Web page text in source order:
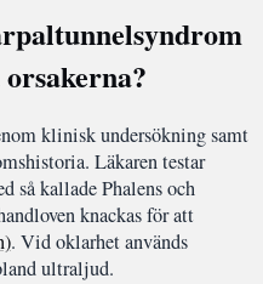
klinisk undersökning samt
Läkaren testar
så kallade Phalens och
knackas för att
. Vid oklarhet används
ultraljud.